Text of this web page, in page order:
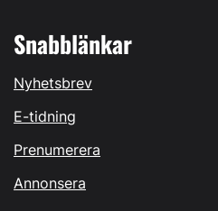
Snabblänkar
Nyhetsbrev
E-tidning
Prenumerera
Annonsera